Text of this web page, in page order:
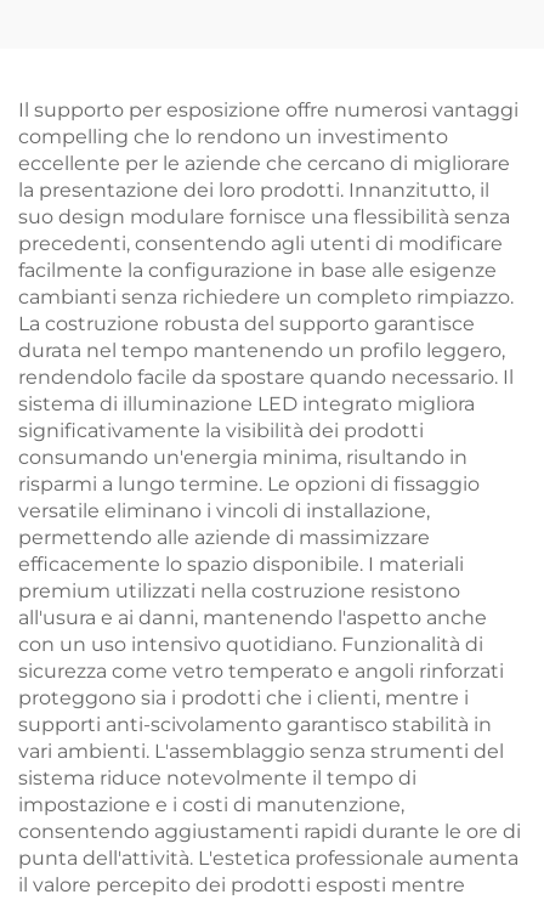
Il supporto per esposizione offre numerosi vantaggi
compelling che lo rendono un investimento
eccellente per le aziende che cercano di migliorare
la presentazione dei loro prodotti. Innanzitutto, il
suo design modulare fornisce una flessibilità senza
precedenti, consentendo agli utenti di modificare
facilmente la configurazione in base alle esigenze
cambianti senza richiedere un completo rimpiazzo.
La costruzione robusta del supporto garantisce
durata nel tempo mantenendo un profilo leggero,
rendendolo facile da spostare quando necessario. Il
sistema di illuminazione LED integrato migliora
significativamente la visibilità dei prodotti
consumando un'energia minima, risultando in
risparmi a lungo termine. Le opzioni di fissaggio
versatile eliminano i vincoli di installazione,
permettendo alle aziende di massimizzare
efficacemente lo spazio disponibile. I materiali
premium utilizzati nella costruzione resistono
all'usura e ai danni, mantenendo l'aspetto anche
con un uso intensivo quotidiano. Funzionalità di
sicurezza come vetro temperato e angoli rinforzati
proteggono sia i prodotti che i clienti, mentre i
supporti anti-scivolamento garantisco stabilità in
vari ambienti. L'assemblaggio senza strumenti del
sistema riduce notevolmente il tempo di
impostazione e i costi di manutenzione,
consentendo aggiustamenti rapidi durante le ore di
punta dell'attività. L'estetica professionale aumenta
il valore percepito dei prodotti esposti mentre